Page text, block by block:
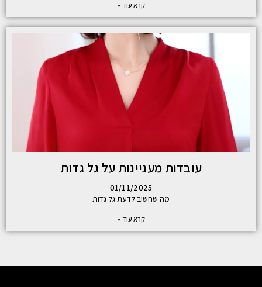
קרא עוד »
עובדות מעניינות על גל גדות
01/11/2025
מה שחשוב לדעת גל גדות
קרא עוד »